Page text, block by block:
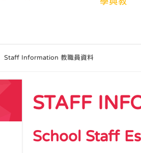
Staff Information 教職員資料
STAFF
School Staff